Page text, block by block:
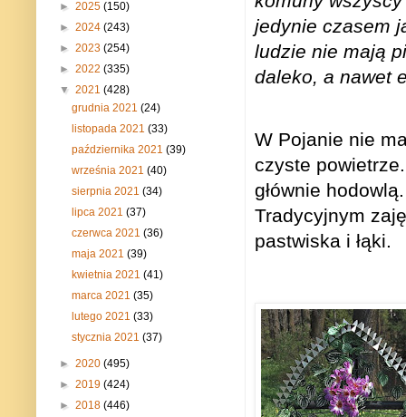
jedynie czasem
ludzie nie mają
daleko,
W Pojanie nie
czyste
głównie
Tradycyjnym
pastwiska i łąki.
► 2025 (150)
► 2024 (243)
► 2023 (254)
► 2022 (335)
▼ 2021 (428)
grudnia 2021(24)
listopada 2021(33)
października 2021(39)
września 2021(40)
sierpnia 2021(34)
lipca 2021(37)
czerwca 2021(36)
maja 2021(39)
kwietnia 2021(41)
marca 2021(35)
lutego 2021(33)
stycznia 2021(37)
► 2020 (495)
► 2019 (424)
► 2018 (446)